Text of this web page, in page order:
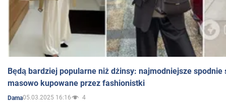
Będą bardziej popularne niż dżinsy: najmodniejsze spodnie
masowo kupowane przez fashionistki
Dama05.03.2025 16:16 4